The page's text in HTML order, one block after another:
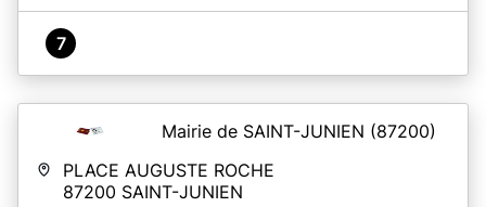
7
Mairie de SAINT-JUNIEN (87200)
PLACE AUGUSTE ROCHE
87200 SAINT-JUNIEN